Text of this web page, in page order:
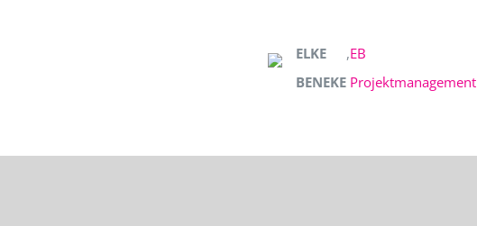
ELKE
BENEKE
,EB
Projektmanagement